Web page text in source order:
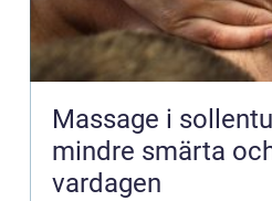
Massage i sollentuna en
mindre smärta
vardagen